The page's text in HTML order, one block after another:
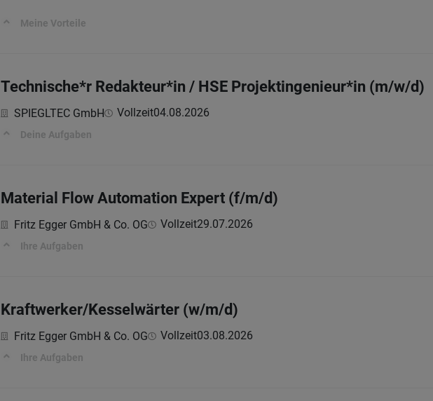
Meine Vorteile
Technische*r Redakteur*in / HSE Projektingenieur*in (m/w/d)
SPIEGLTEC GmbH Vollzeit04.08.2026
Deine Aufgaben
Material Flow Automation Expert (f/m/d)
Fritz Egger GmbH & Co. OG Vollzeit29.07.2026
Ihre Aufgaben
Kraftwerker/Kesselwärter (w/m/d)
Fritz Egger GmbH & Co. OG Vollzeit03.08.2026
Ihre Aufgaben